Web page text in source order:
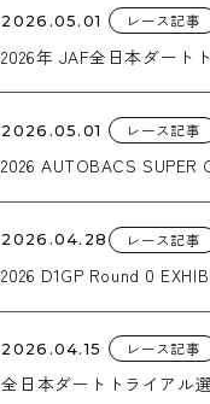
2026.05.01 レース記事
2026年 JAF全日本ダート
2026.05.01 レース記事
2026 AUTOBACS SUPER
2026.04.28 レース記事
2026 D1GP Round 0
2026.04.15 レース記事
全日本ダートトライアル